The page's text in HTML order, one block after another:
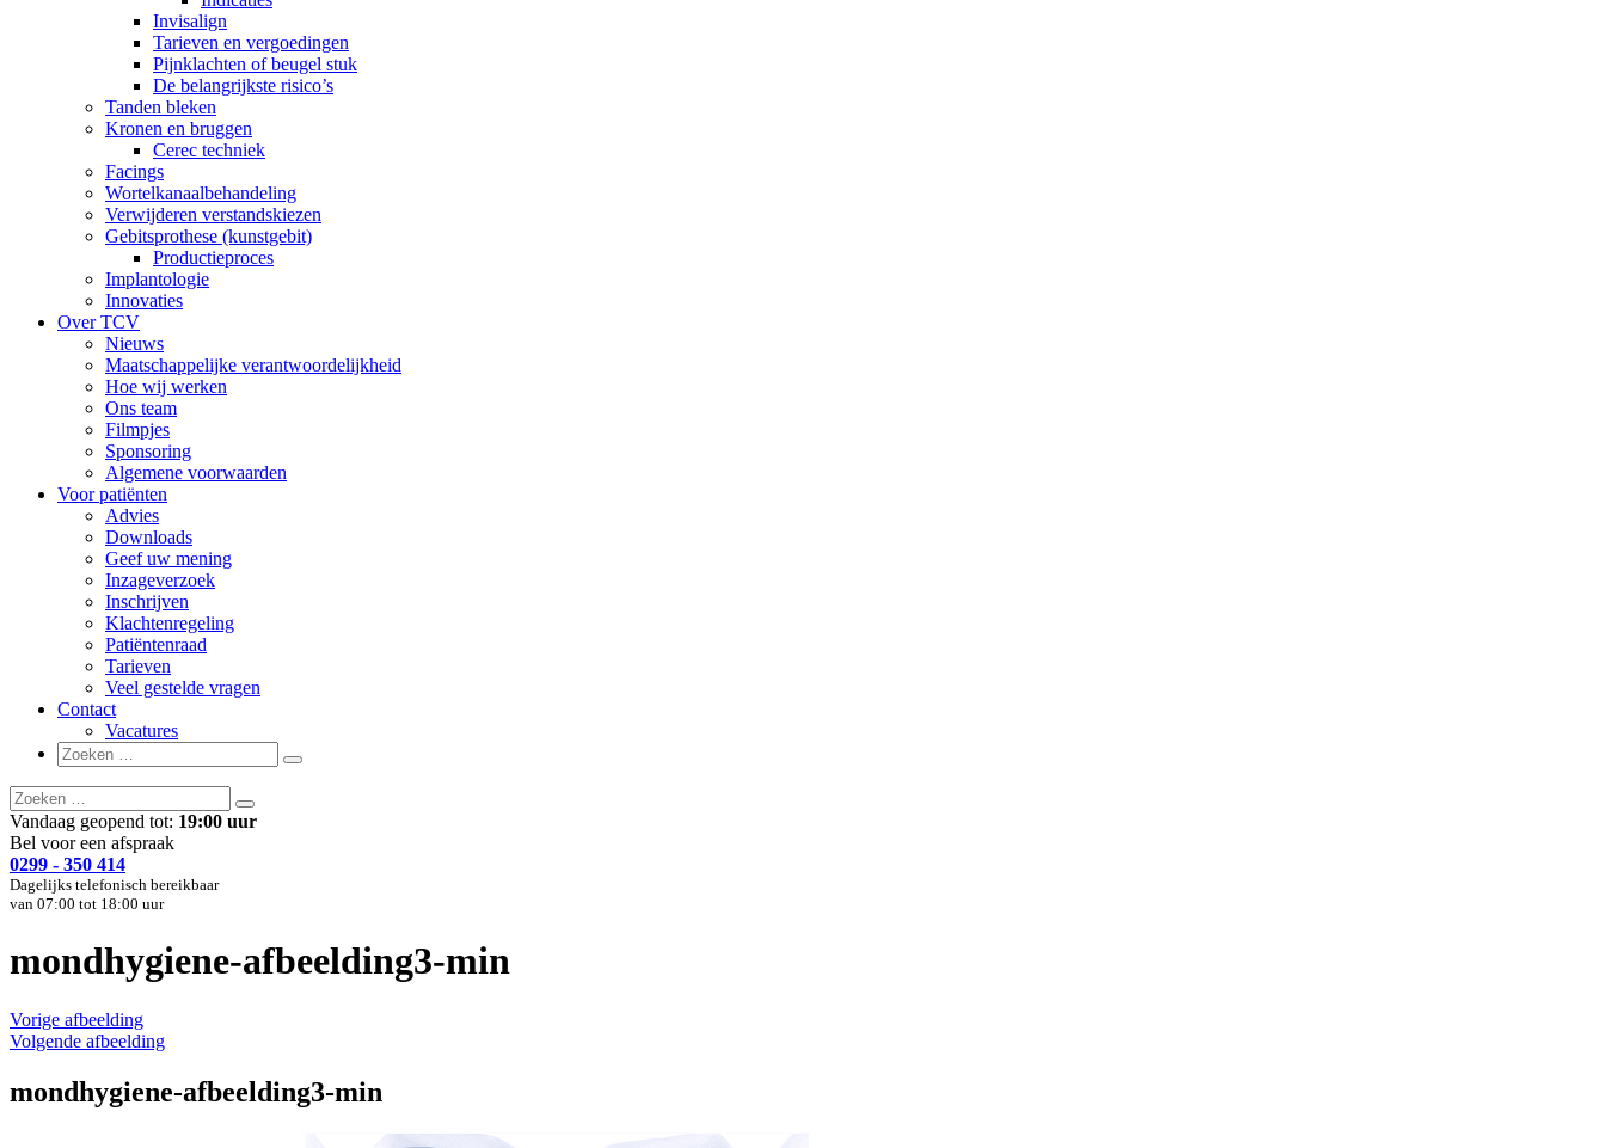
Invisalign
Tarieven en vergoedingen
Pijnklachten of beugel stuk
De belangrijkste risico’s
Tanden bleken
Kronen en bruggen
Cerec techniek
Facings
Wortelkanaalbehandeling
Verwijderen verstandskiezen
Gebitsprothese (kunstgebit)
Productieproces
Implantologie
Innovaties
Over TCV
Nieuws
Maatschappelijke verantwoordelijkheid
Hoe wij werken
Ons team
Filmpjes
Sponsoring
Algemene voorwaarden
Voor patiënten
Advies
Downloads
Geef uw mening
Inzageverzoek
Inschrijven
Klachtenregeling
Patiëntenraad
Tarieven
Veel gestelde vragen
Contact
Vacatures
Zoeken
naar:
Zoeken
Zoeken
naar:
Zoeken
Vandaag geopend tot: 19:00 uur
Bel voor een afspraak
0299 - 350 414
Dagelijks telefonisch bereikbaar
van 07:00 tot 18:00 uur
mondhygiene-afbeelding3-min
Vorige afbeelding
Volgende afbeelding
mondhygiene-afbeelding3-min